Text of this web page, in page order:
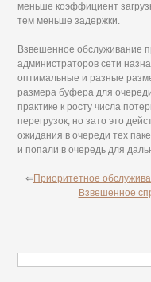
меньше коэффициент
тем меньше задержки.
Взвешенное обслуживание
администраторов сети
оптимальные и разные
размера буфера для
практике к росту числа
перегрузок, но зато это
ожидания в очереди тех
и попали в очередь для
⇐Приоритетное
Взвешенное